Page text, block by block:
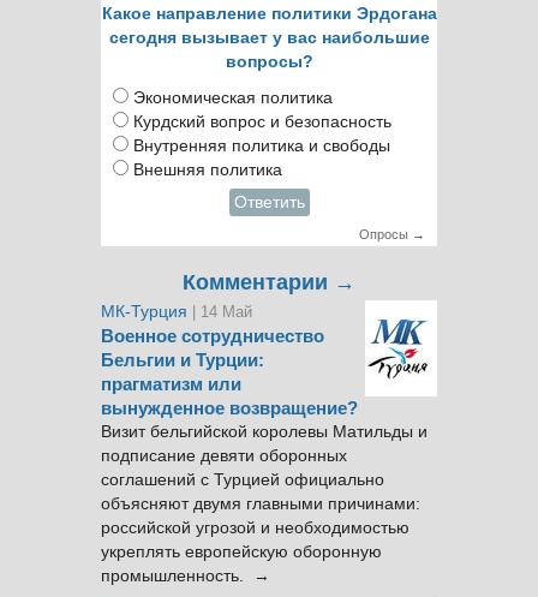
Какое направление политики Эрдогана
сегодня вызывает у вас наибольшие
вопросы?
Экономическая политика
Курдский вопрос и безопасность
Внутренняя политика и свободы
Внешняя политика
Ответить
Опросы →
Комментарии →
МК-Турция | 14 Май
Военное сотрудничество
Бельгии и Турции:
прагматизм или
вынужденное возвращение?
Визит бельгийской королевы Матильды и
подписание девяти оборонных
соглашений с Турцией официально
объясняют двумя главными причинами:
российской угрозой и необходимостью
укреплять европейскую оборонную
промышленность. →